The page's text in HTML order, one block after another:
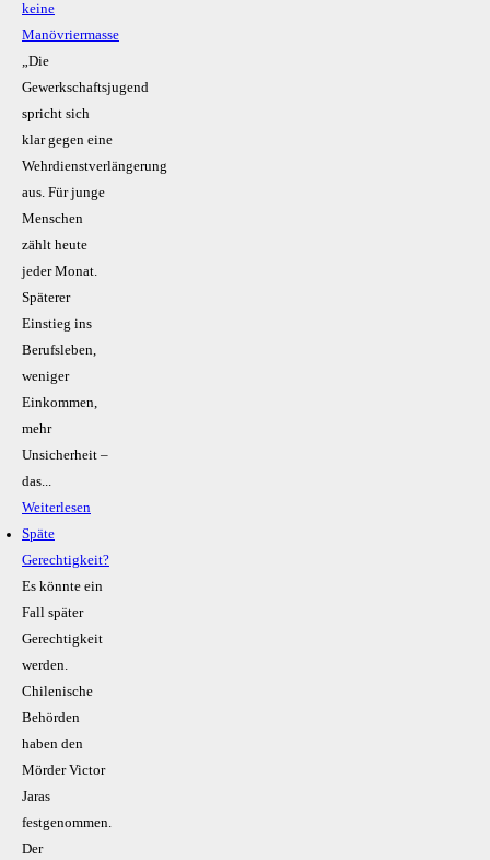
keine
Manövriermasse
„Die
Gewerkschaftsjugend
spricht sich
klar gegen eine
Wehrdienstverlängerung
aus. Für junge
Menschen
zählt heute
jeder Monat.
Späterer
Einstieg ins
Berufsleben,
weniger
Einkommen,
mehr
Unsicherheit –
das...
Weiterlesen
Späte
Gerechtigkeit?
Es könnte ein
Fall später
Gerechtigkeit
werden.
Chilenische
Behörden
haben den
Mörder Victor
Jaras
festgenommen.
Der